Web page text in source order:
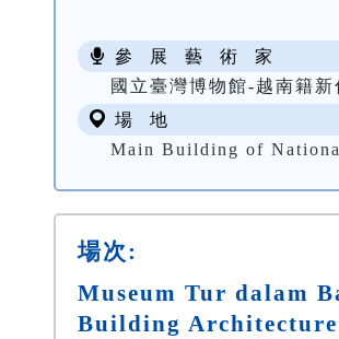
參 展 藝 術 家
國立臺灣博物館-越南籍新
場 地
Main Building of
場次:
Museum Tur dalam
Building